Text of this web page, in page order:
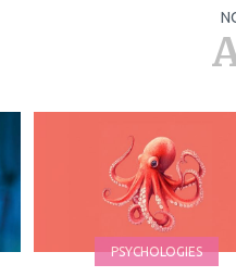
PSYCHOLOGIES